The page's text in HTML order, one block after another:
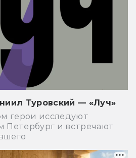
Туровский — «Луч»
герои исследуют
Петербург и встречают